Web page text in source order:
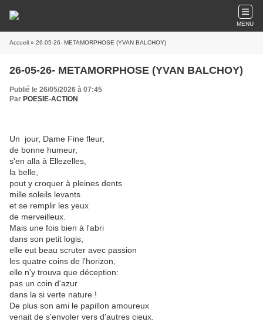
MENU
Accueil » 26-05-26- METAMORPHOSE (YVAN BALCHOY)
26-05-26- METAMORPHOSE (YVAN BALCHOY)
Publié le 26/05/2026 à 07:45
Par POESIE-ACTION
Un jour, Dame Fine fleur,
de bonne humeur,
s'en alla à Ellezelles,
la belle,
pout y croquer à pleines dents
mille soleils levants
et se remplir les yeux
de merveilleux.
Mais une fois bien à l'abri
dans son petit logis,
elle eut beau scruter avec passion
les quatre coins de l'horizon,
elle n'y trouva que déception:
pas un coin d'azur
dans la si verte nature !
De plus son ami le papillon amoureux
venait de s'envoler vers d'autres cieux.